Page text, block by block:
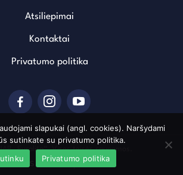
Atsiliepimai
Kontaktai
Privatumo politika
„Euralita“. Visos teisės saugomos.
slapukai (angl. cookies). Naršydami
sutinkate su privatumo politika.
Privatumo politika